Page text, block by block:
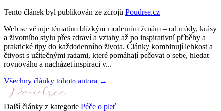
Tento článek byl publikován ze zdrojů Poudree.cz
Web se věnuje tématům blízkým moderním ženám – od módy, krásy
a životního stylu přes zdraví a vztahy až po inspirativní příběhy a
praktické tipy do každodenního života. Články kombinují lehkost a
čtivost s užitečnými radami, které pomáhají pečovat o sebe, hledat
rovnováhu a nacházet inspiraci v...
Všechny články tohoto autora →
Další články z kategorie Péče o pleť